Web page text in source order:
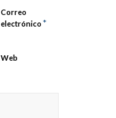
Correo
electrónico *
Web